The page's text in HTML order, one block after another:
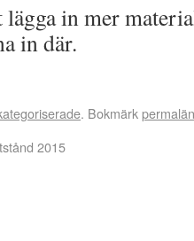
in mer
in där.
. Bokmärk
2015